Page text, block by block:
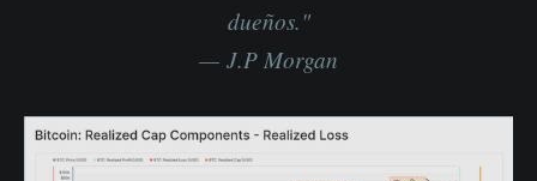
dueños."
— J.P Morgan